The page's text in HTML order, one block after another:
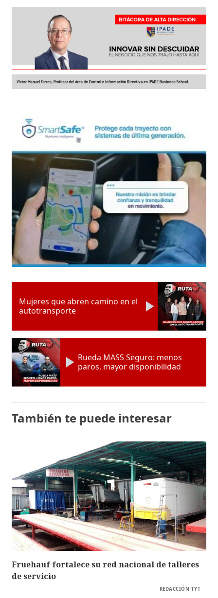
Mujeres que abren camino en el
autotransporte
Rueda MASS Seguro: menos
paros, mayor disponibilidad
También te puede interesar
Fruehauf fortalece su red nacional de talleres
de servicio
REDACCIÓN TYT